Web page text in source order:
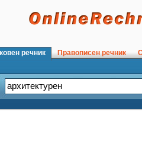
речник Правописен речник